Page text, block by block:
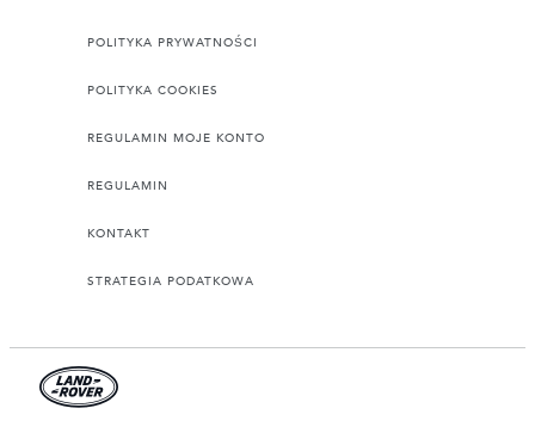
POLITYKA PRYWATNOŚCI
POLITYKA COOKIES
REGULAMIN MOJE KONTO
REGULAMIN
KONTAKT
STRATEGIA PODATKOWA